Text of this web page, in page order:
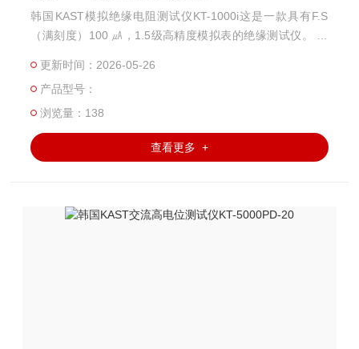
韩国KAST模拟绝缘电阻测试仪KT-1000i这是一款具有F.S
（满刻度）100 ㎂，1.5级高精度模拟表的绝缘测试仪。 首
并判断是否合格。 预设参考值的方法是按下按钮并在观察表
针的同时调整音量。绝缘电阻取决于每个产品，大多数情况
下，绝缘电阻值越高，产品越好。这款测试仪适用于大规模
产品测试。
更新时间：2026-05-26
产品型号：
浏览量：138
查看更多 +